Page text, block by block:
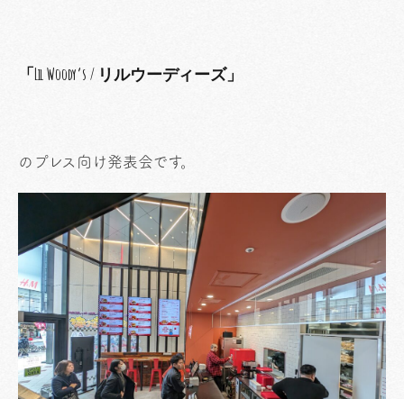
「Lil Woody’s / リルウーディーズ」
のプレス向け発表会です。